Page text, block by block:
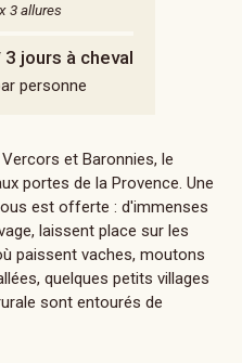
3 allures
3 jours à cheval
personne
et Baronnies, le
portes de la Provence. Une
est offerte : d'immenses
laissent place sur les
paissent vaches, moutons
quelques petits villages
sont entourés de